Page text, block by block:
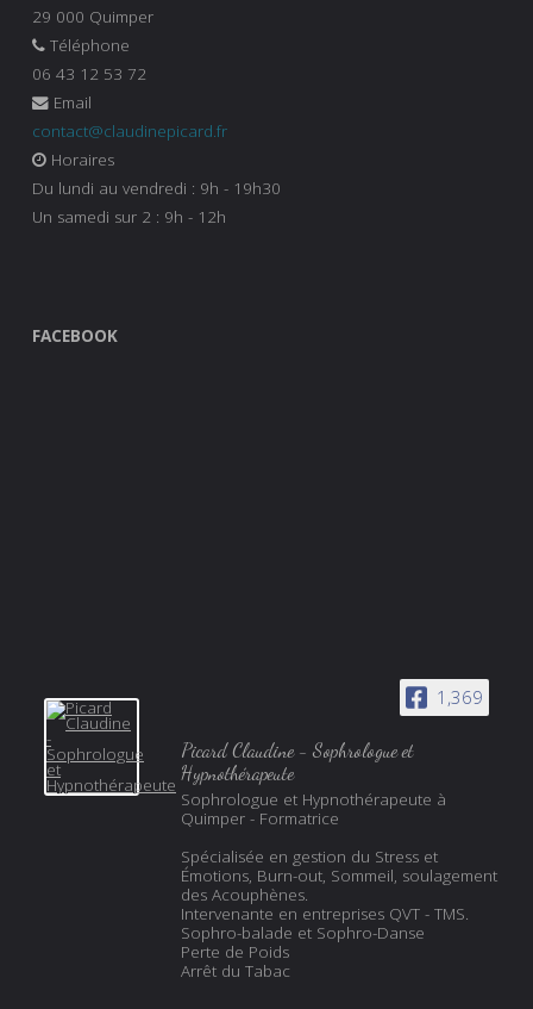
29 000 Quimper
Téléphone
06 43 12 53 72
Email
contact@claudinepicard.fr
Horaires
Du lundi au vendredi : 9h - 19h30
Un samedi sur 2 : 9h - 12h
FACEBOOK
1,369
Picard Claudine - Sophrologue et
Hypnothérapeute
Sophrologue et Hypnothérapeute à
Quimper - Formatrice
Spécialisée en gestion du Stress et
Émotions, Burn-out, Sommeil, soulagement
des Acouphènes.
Intervenante en entreprises QVT - TMS.
Sophro-balade et Sophro-Danse
Perte de Poids
Arrêt du Tabac